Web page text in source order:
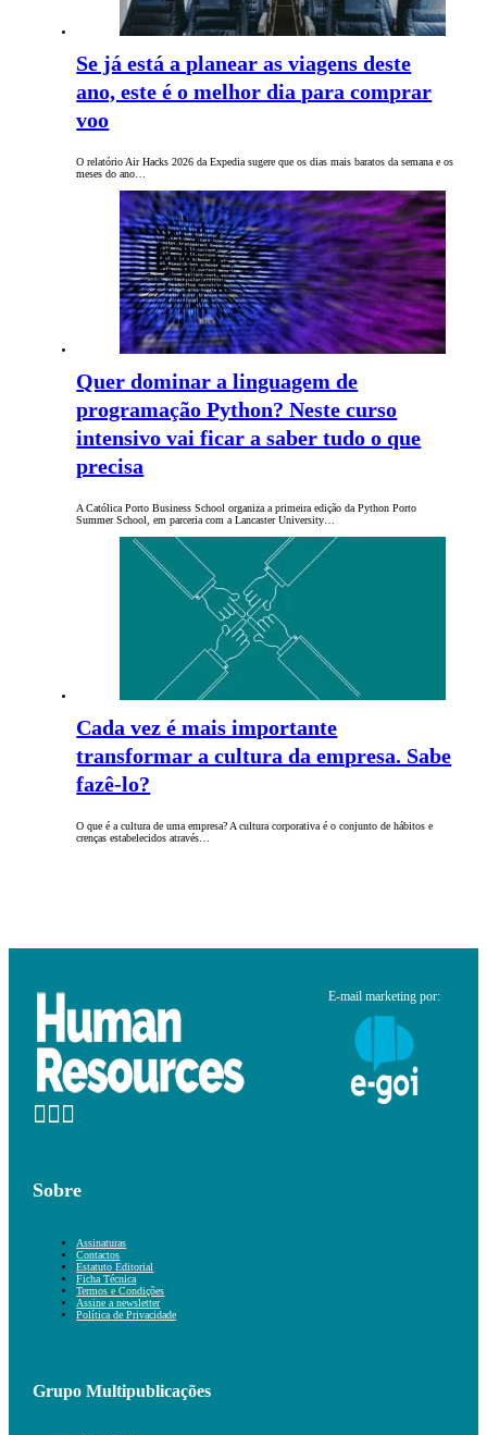
Se já está a planear as viagens deste
ano, este é o melhor dia para comprar
voo
O relatório Air Hacks 2026 da Expedia sugere que os dias mais baratos da semana e os
meses do ano…
Quer dominar a linguagem de
programação Python? Neste curso
intensivo vai ficar a saber tudo o que
precisa
A Católica Porto Business School organiza a primeira edição da Python Porto
Summer School, em parceria com a Lancaster University…
Cada vez é mais importante
transformar a cultura da empresa. Sabe
fazê-lo?
O que é a cultura de uma empresa? A cultura corporativa é o conjunto de hábitos e
crenças estabelecidos através…
E-mail marketing por:
Sobre
Assinaturas
Contactos
Estatuto Editorial
Ficha Técnica
Termos e Condições
Assine a newsletter
Política de Privacidade
Grupo Multipublicações